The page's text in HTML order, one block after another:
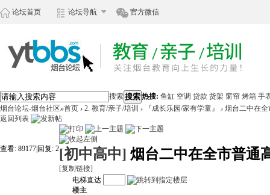
论坛首页 论坛导航 官方微信
搜索搜索热搜: 鱼缸 空调 贷款 货架 窗帘 烤箱 手
烟台论坛-烟台社区»首页 › 2. 教育/亲子/培训 › 『成长乐园/家有学童』 › 烟台二中在
返回列表
查看: 89177 回复: 2[初中高中] 烟台二中在全市普通
[复制链接]
电梯直达
楼主